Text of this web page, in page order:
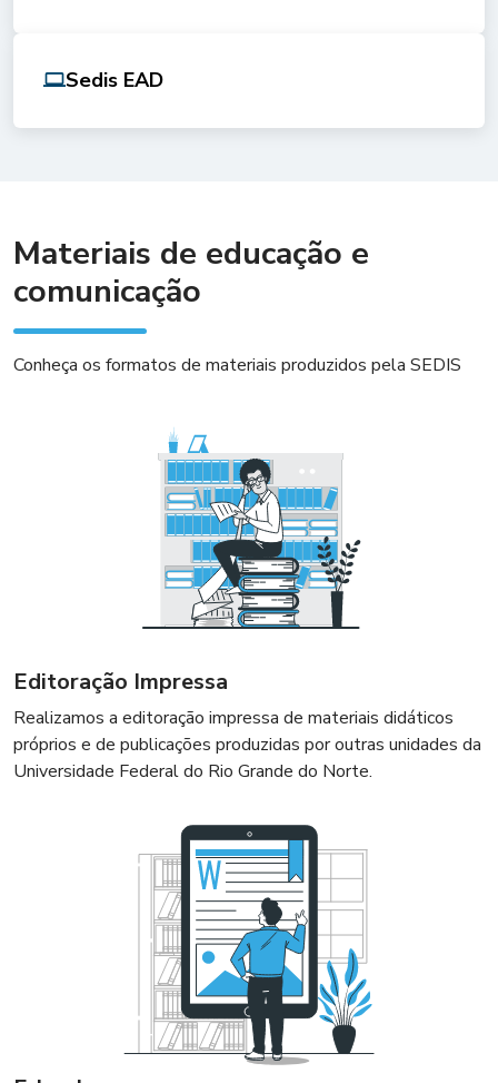
Sedis EAD
Materiais de educação e
comunicação
Conheça os formatos de materiais produzidos pela SEDIS
Editoração Impressa
Realizamos a editoração impressa de materiais didáticos
próprios e de publicações produzidas por outras unidades da
Universidade Federal do Rio Grande do Norte.